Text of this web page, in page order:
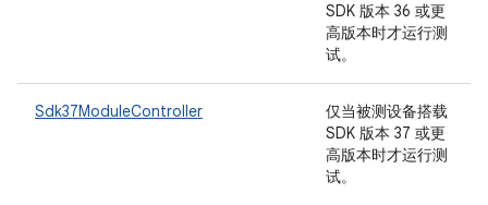
SDK 版本 36 或更
高版本时才运行测
试。
Sdk37ModuleController
仅当被测设备搭载
SDK 版本 37 或更
高版本时才运行测
试。